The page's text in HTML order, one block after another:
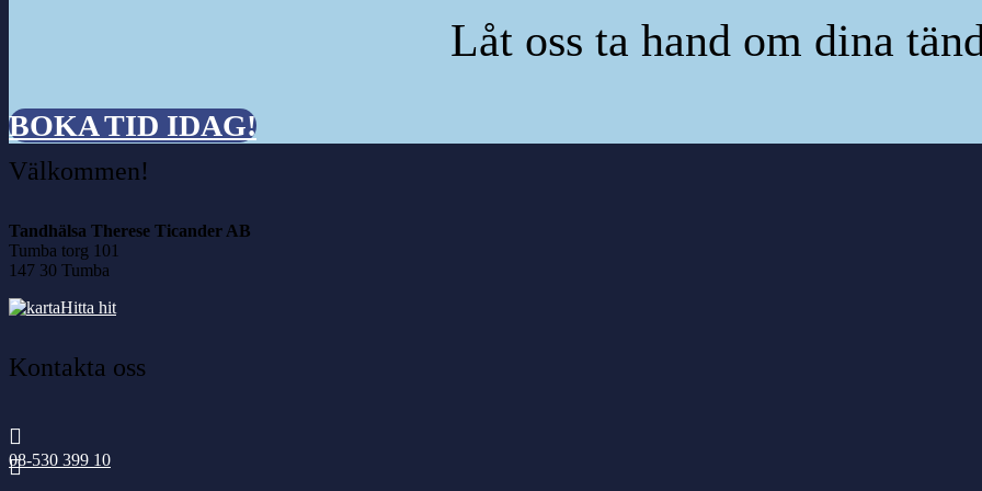
Låt oss ta hand om dina
BOKA TID IDAG!
Välkommen!
Tandhälsa Therese Ticander AB
Tumba torg 101
147 30 Tumba
Hitta hit
Kontakta oss

08-530 399 10
